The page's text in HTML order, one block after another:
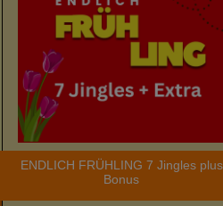
ENDLICH FRÜHLING 7 Jingles plus
Bonus